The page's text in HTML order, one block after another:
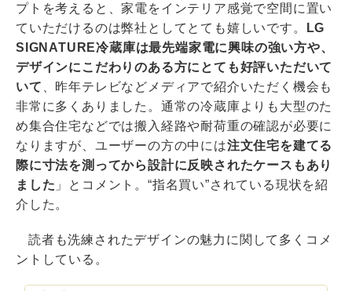
プトを考えると、家電をインテリア感覚で空間に置い
ていただけるのは弊社としてとても嬉しいです。
LG
SIGNATURE冷蔵庫は最先端家電に興味の強い方や、
デザインにこだわりのある方にとても好評いただいて
いて 、昨年テレビなどメディアで紹介いただく機会も
非常に多くありました。通常の冷蔵庫よりも大型のた
め集合住宅などでは搬入経路や耐荷重の確認が必要に
なりますが、ユーザーの方の中には注文住宅を建てる
際に寸法を測ってから設計に反映されたケースもあり
ました 」とコメント。“指名買い”されている現状を紹
介した。
読者も洗練されたデザインの魅力に関して多くコメ
ントしている。